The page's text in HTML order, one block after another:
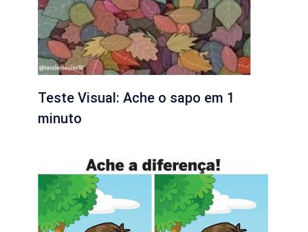
Teste Visual: Ache o sapo em 1
minuto